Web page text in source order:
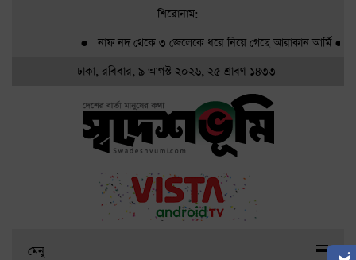
শিরোনাম:
নাফ নদ থেকে ৩ জেলেকে ধরে নিয়ে গেছে আরাকান আর্মি●
ঢাকা, রবিবার, ৯ আগস্ট ২০২৬, ২৫ শ্রাবণ ১৪৩৩
মেনু